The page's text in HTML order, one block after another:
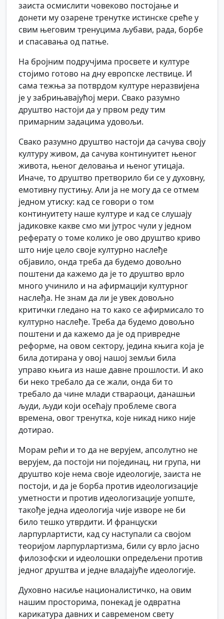
заиста осмислити човеково постојање и
донети му озарене тренутке истинске среће у
свим његовим тренуцима љубави, рада, борбе
и спасавања од патње.
На бројним подручјима просвете и културе
стојимо готово на дну европске лествице. И
сама тежња за потврдом културе неразвијена
је у забрињавајућој мери. Свако разумно
друштво настоји да у првом реду тим
примарним задацима удовољи.
Свако разумно друштво настоји да сачува своју
културу живом, да сачува континуитет њеног
живота, њеног деловања и њеног утицаја.
Иначе, то друштво претворило би се у духовну,
емотивну пустињу. Али ја не могу да се отмем
једном утиску: кад се говори о том
континуитету наше културе и кад се слушају
јадиковке какве смо ми јутрос чули у једном
реферату о томе колико је ово друштво криво
што није цело своје културно наслеђе
објавило, онда треба да будемо довољно
поштени да кажемо да је то друштво врло
много учинило и на афирмацији културног
наслеђа. Не знам да ли је увек довољно
критички гледано на то како се афирмисало то
културно наслеђе. Треба да будемо довољно
поштени и да кажемо да је од привредне
реформе, на овом сектору, једина књига која је
била дотирана у овој нашој земљи била
управо књига из наше давне прошлости. И ако
би неко требало да се жали, онда би то
требало да чине млади ствараоци, данашњи
људи, људи који осећају проблеме свога
времена, овог тренутка, које никад нико није
дотирао.
Морам рећи и то да не верујем, апсолутно не
верујем, да постоји ни појединац, ни група, ни
друштво које нема своје идеологије, заиста не
постоји, и да је борба против идеологизације
уметности и против идеологизације уопште,
такође једна идеологија чије изворе не би
било тешко утврдити. И француски
ларпурлартисти, кад су наступали са својом
теоријом ларпурлартизма, били су врло јасно
филозофски и идеолошки опредељени против
једног друштва и једне владајуће идеологије.
Духовно насиље националистичко, на овим
нашим просторима, понекад је одвратна
карикатура давних и савременом свету